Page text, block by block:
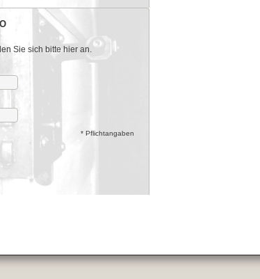
Sie sich bitte hier an.
* Pflichtangaben